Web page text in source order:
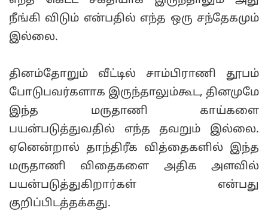
நீங்கி விடும் என்பதில் எந்த ஒரு சந்தேகமும்
இல்லை.
தினம்தோறும் வீட்டில் சாம்பிராணி தூபம்
போடுபவர்களாக இருந்தாலும்கூட, தினமுமே
இந்த மருதாணி காய்களை
பயன்படுத்துவதில் எந்த தவறும் இல்லை.
ஏனென்றால் தாந்திரீக வித்தைகளில் இந்த
மருதாணி விதைகளை அதிக அளவில்
பயன்படுத்துகிறார்கள் என்பது
குறிப்பிடத்தக்கது.